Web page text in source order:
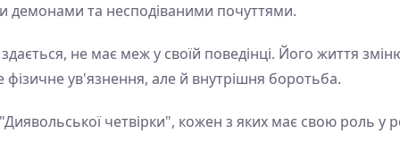
демонами та несподіваними почуттями.
не має меж у своїй поведінці. Його життя
ув'язнення, але й внутрішня боротьба.
четвірки", кожен з яких має свою роль у